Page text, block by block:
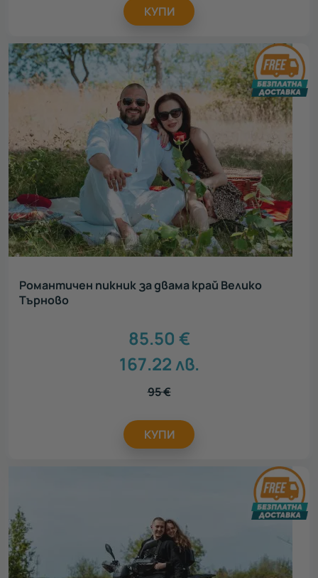
КУПИ
Романтичен пикник за двама край Велико
Търново
85.50 €
167.22лв.
95€
КУПИ